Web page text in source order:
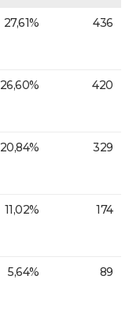
27,61% 436
26,60% 420
20,84% 329
11,02% 174
5,64% 89